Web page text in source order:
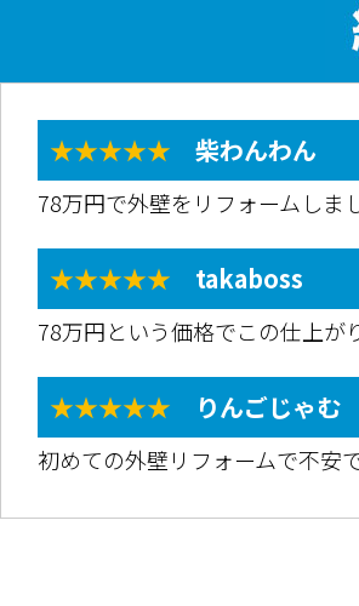
★★★★★ 柴わんわん
78万円で外壁をリフォームしま
★★★★★ takaboss
78万円という価格でこの仕上が
★★★★★ りんごじゃむ
初めての外壁リフォームで不安